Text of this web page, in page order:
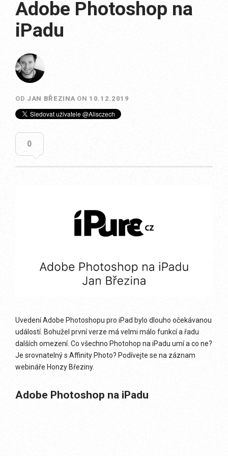
Adobe Photoshop na
iPadu
OD JAN BŘEZINA ON 10.12.2019
0
Uvedení Adobe Photoshopu pro iPad bylo dlouho očekávanou
událostí. Bohužel první verze má velmi málo funkcí a řadu
dalších omezení. Co všechno Photohop na iPadu umí a co ne?
Je srovnatelný s Affinity Photo? Podívejte se na záznam
webináře Honzy Březiny.
Adobe Photoshop na iPadu